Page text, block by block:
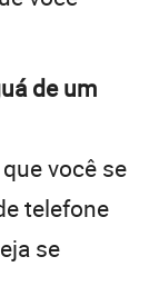
de um
você se
telefone
se